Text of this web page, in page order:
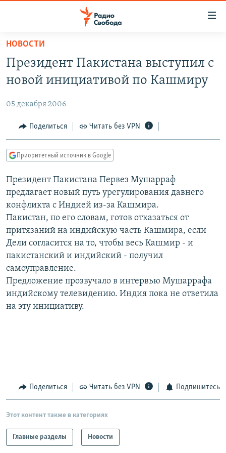
упрощенного
доступа
Вернуться
основному
Вернутся
главной
навигации
Вернутся
поиску
ПОДКАСТЫ
ЦИТАТЫ СВОБОДЫ
МНЕНИЯ
IDEL.РЕАЛИИ
КАВКАЗ.РЕАЛИИ
СЕВЕР.РЕАЛИИ
СИБИРЬ.РЕАЛИИ
РАСПИСАНИЕ ВЕЩАНИЯ
ПОДПИШИТЕСЬ НА РАССЫЛКУ
СОЦИАЛЬНЫЕ СЕТИ
НОВОСТИ
Президент Пакистана выступил с
новой инициативой по Кашмиру
05 декабря 2006
Поделиться Читать без VPN
Приоритетный источник в Google
Президент Пакистана Первез Мушарраф
предлагает новый путь урегулирования давнего
конфликта с Индией из-за Кашмира.
Пакистан, по его словам, готов отказаться от
притязаний на индийскую часть Кашмира, если
Дели согласится на то, чтобы весь Кашмир - и
пакистанский и индийский - получил
самоуправление.
Предложение прозвучало в интервью Мушаррафа
индийскому телевидению. Индия пока не ответила
на эту инициативу.
Поделиться Читать без VPN Подпишитесь
Этот контент также в категориях
Главные разделы Новости